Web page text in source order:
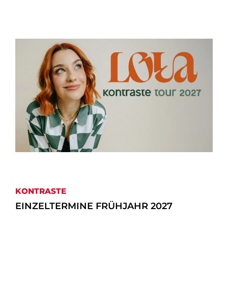
KONTRASTE
EINZELTERMINE FRÜHJAHR 2027